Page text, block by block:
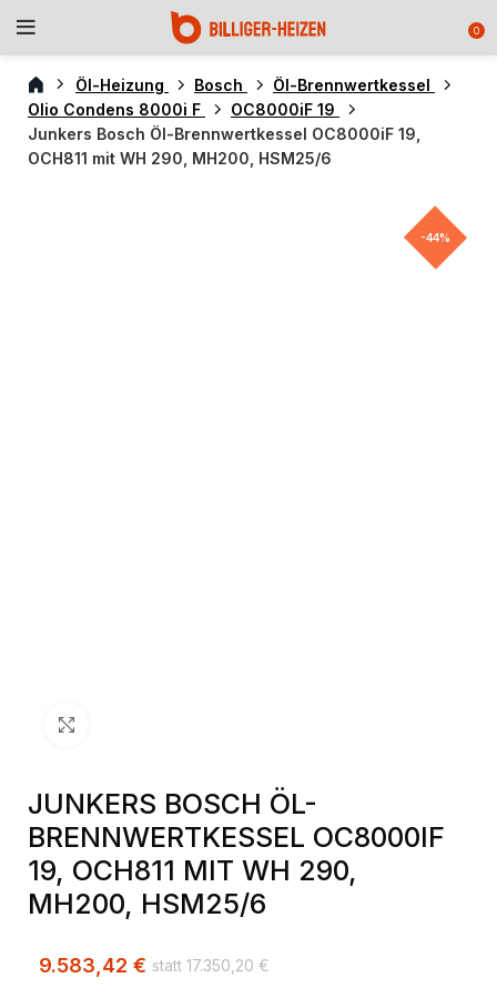
0
Öl-Heizung Bosch
Öl-Brennwertkessel
Olio Condens 8000i F
OC8000iF 19
Junkers Bosch Öl-Brennwertkessel OC8000iF 19,
OCH811 mit WH 290, MH200, HSM25/6
-44%
JUNKERS BOSCH ÖL-
BRENNWERTKESSEL OC8000IF
19, OCH811 MIT WH 290,
MH200, HSM25/6
17.350,20 €
9.583,42 €